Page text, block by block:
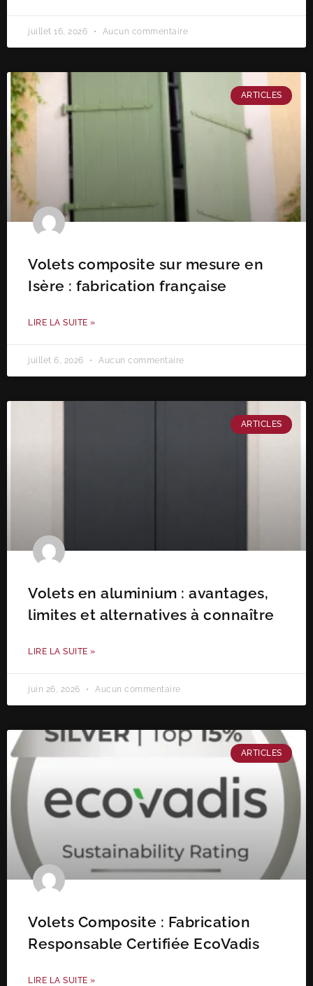
juillet 16, 2026 Aucun commentaire
ARTICLES
Volets composite sur mesure en
Isère : fabrication française
LIRE LA SUITE »
juillet 6, 2026 Aucun commentaire
ARTICLES
Volets en aluminium : avantages,
limites et alternatives à connaître
LIRE LA SUITE »
juin 26, 2026 Aucun commentaire
ARTICLES
Volets Composite : Fabrication
Responsable Certifiée EcoVadis
LIRE LA SUITE »